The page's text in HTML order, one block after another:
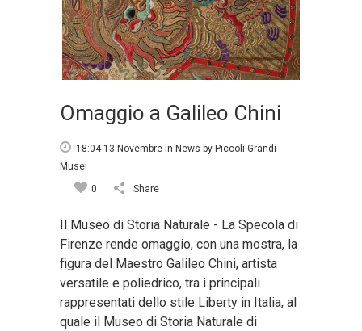
Omaggio a Galileo Chini
18:04 13 Novembre in News by Piccoli Grandi
Musei
0
Share
Il Museo di Storia Naturale - La Specola di
Firenze rende omaggio, con una mostra, la
figura del Maestro Galileo Chini, artista
versatile e poliedrico, tra i principali
rappresentati dello stile Liberty in Italia, al
quale il Museo di Storia Naturale di